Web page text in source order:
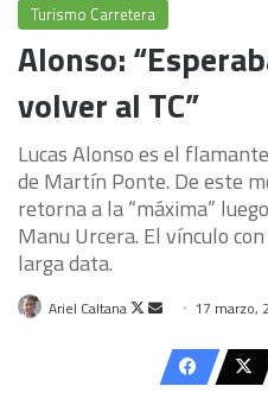
Turismo Carretera
Alonso:
volver al TC”
Lucas Alonso es el
de Martín Ponte. De este
retorna a la “máxima”
Manu Urcera. El vínculo
larga data.
Ariel Caltana
Follow
Send
email
17 marzo,